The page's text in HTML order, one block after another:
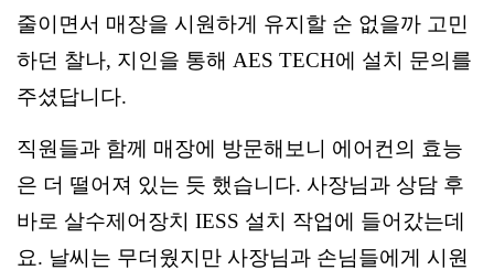
줄이면서 매장을 시원하게 유지할 순 없을까 고민
하던 찰나, 지인을 통해 AES TECH에 설치 문의를
주셨답니다.
직원들과 함께 매장에 방문해보니 에어컨의 효능
은 더 떨어져 있는 듯 했습니다. 사장님과 상담 후
바로 살수제어장치 IESS 설치 작업에 들어갔는데
요. 날씨는 무더웠지만 사장님과 손님들에게 시원